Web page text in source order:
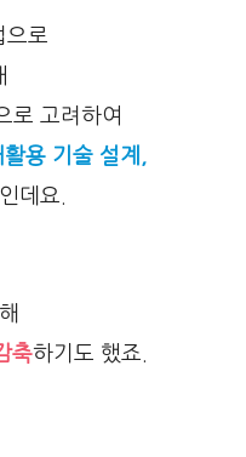
으로
로 고려하여
용 기술 설계,
인데요.
축하기도 했죠.